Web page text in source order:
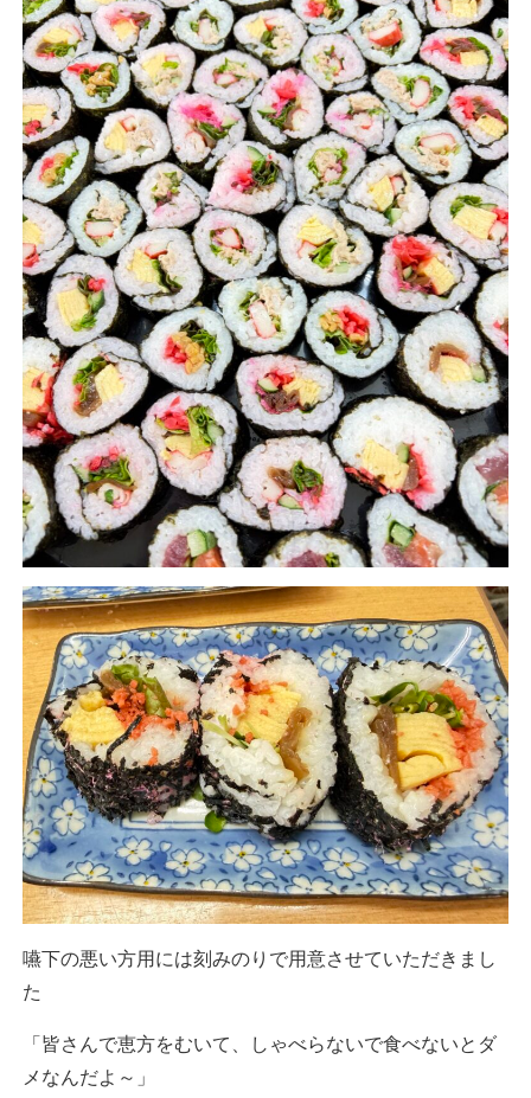
嚥下の悪い方用には刻みのりで用意させていただきまし
た
「皆さんで恵方をむいて、しゃべらないで食べないとダ
メなんだよ～」